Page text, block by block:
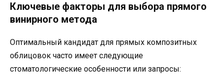
Ключевые факторы для выбора прямого
винирного метода
Оптимальный кандидат для прямых композитных
облицовок часто имеет следующие
стоматологические особенности или запросы: